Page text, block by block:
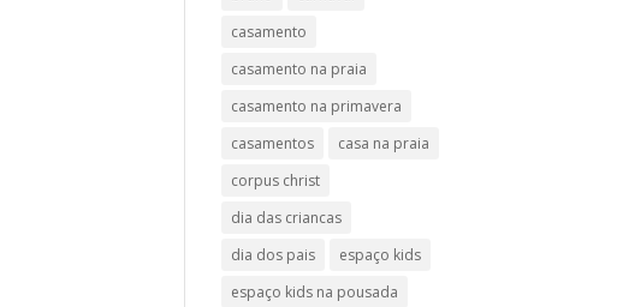
casamento
casamento na praia
casamento na primavera
casamentos
casa na praia
corpus christ
dia das criancas
dia dos pais
espaço kids
espaço kids na pousada